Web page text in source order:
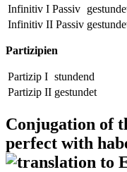
Infinitiv I Passiv
Infinitiv II Passiv
Partizipien
Partizip I stundend
Partizip II gestundet
Conjugation of
perfect with